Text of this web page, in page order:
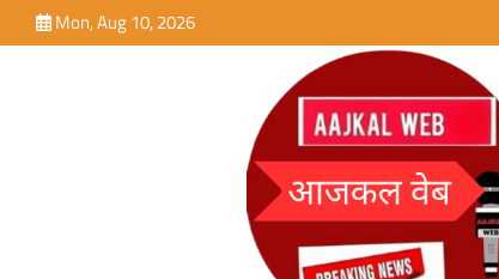
to
Mon, Aug 10, 2026